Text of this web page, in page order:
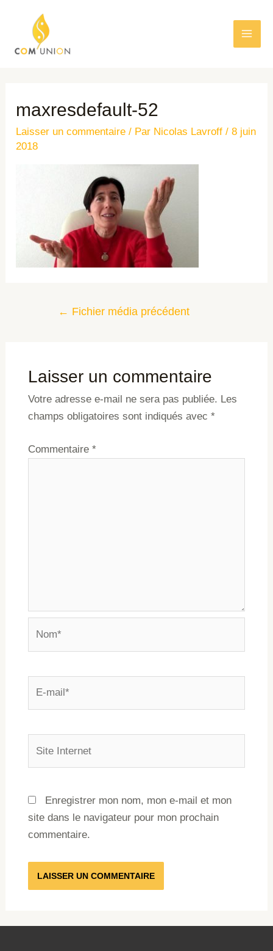
maxresdefault-52
Laisser un commentaire / Par Nicolas Lavroff/8 juin
2018
← Fichier média précédent
Laisser un commentaire
Votre adresse e-mail ne sera pas publiée. Les
champs obligatoires sont indiqués avec *
Commentaire *
Enregistrer mon nom, mon e-mail et mon
site dans le navigateur pour mon prochain
commentaire.